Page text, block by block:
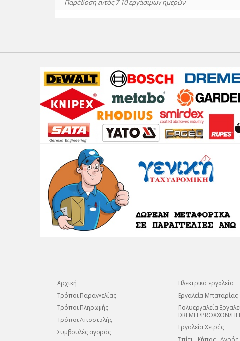
Παράδοση εντός 7-10 εργάσιμων ημερών
Αρχική
Τρόποι Παραγγελίας
Τρόποι Πληρωμής
Τρόποι Αποστολής
Συμβουλές αγοράς
Ηλεκτρικά εργαλεία
Εργαλεία Μπαταρίας
Πολυεργαλεία
DREMEL/PROXXON/
Εργαλεία Χειρός
Σπίτι - Κήπος - Αγρός